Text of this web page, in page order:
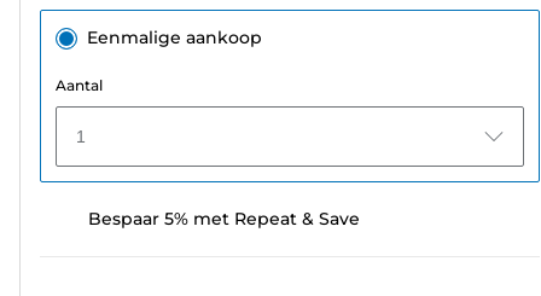
Eenmalige aankoop
Aantal
1
Bespaar 5% met Repeat & Save